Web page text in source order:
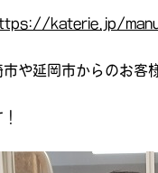
katerie.jp/
や延岡市からのお客